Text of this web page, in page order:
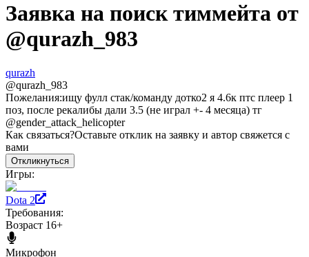
Заявка на поиск тиммейта от
@qurazh_983
qurazh
@qurazh_983
Пожелания:ищу фулл стак/команду дотко2 я 4.6к птс плеер 1
поз, после рекалибы дали 3.5 (не играл +- 4 месяца) тг
@gender_attack_helicopter
Как связаться?Оставьте отклик на заявку и автор свяжется с
вами
Откликнуться
Игры:
Dota 2
Требования:
Возраст 16+
Микрофон